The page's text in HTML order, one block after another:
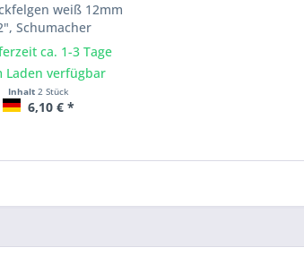
weiß 12mm
Schumacher
ca. 1-3 Tage
Laden verfügbar
Inhalt 2 Stück
6,10 € *